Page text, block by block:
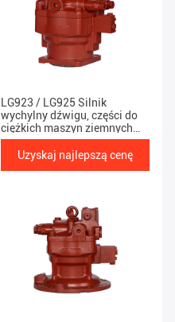
LG923 / LG925 Silnik
wychylny dźwigu, części do
ciężkich maszyn ziemnych
DEKA
Uzyskaj najlepszą cenę